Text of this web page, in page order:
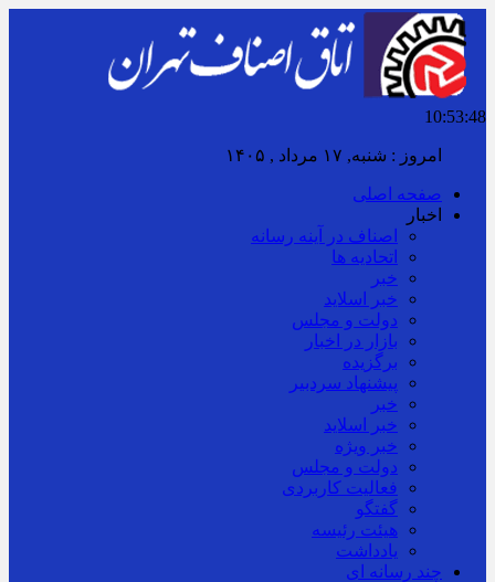
10:53:49
امروز : شنبه, ۱۷ مرداد , ۱۴۰۵
صفحه اصلی
اخبار
اصناف در آینه رسانه
اتحادیه ها
خبر
خبر اسلايد
دولت و مجلس
بازار در اخبار
برگزیده
پیشنهاد سردبیر
خبر
خبر اسلايد
خبر ویژه
دولت و مجلس
فعالیت کاربردی
گفتگو
هیئت رئیسه
یادداشت
چند رسانه ای